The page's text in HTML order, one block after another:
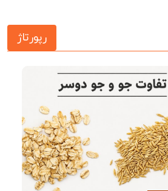
رپورتاژ